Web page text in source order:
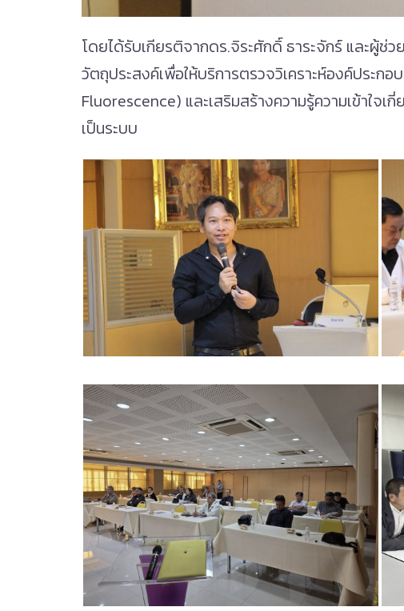
โดยได้รับเกียรติจากดร.จิระศักดิ์ ธาระจักร์ และผู้ช่
วัตถุประสงค์เพื่อให้บริการตรวจวิเคราะห์องค์ประก
Fluorescence) และเสริมสร้างความรู้ความเข้าใจ
เป็นระบบ